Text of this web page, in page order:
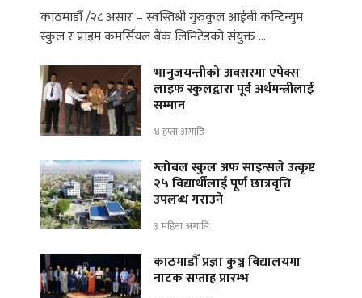
काठमाडौँ /२८ असार – स्वस्तिश्री गुरुकुल आईबी कन्टिन्युम
स्कुल र प्राइम कमर्सियल बैंक लिमिटेडको संयुक्त …
भानुजयन्तीको अवसरमा एपेक्स
लाइफ स्कुलद्वारा पूर्व अर्थमन्त्रीलाई
सम्मान
४ हप्ता अगाडि
ग्लोबल स्कुल अफ साइन्सले उत्कृष्ट
२५ विद्यार्थीलाई पूर्ण छात्रवृत्ति
उपलब्ध गराउने
३ महिना अगाडि
काठमाडौँ प्रज्ञा कुञ्ज विद्यालयमा
नाटक सप्ताह प्रारम्भ